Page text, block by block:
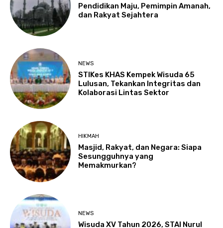
Pendidikan Maju, Pemimpin Amanah,
dan Rakyat Sejahtera
NEWS
STIKes KHAS Kempek Wisuda 65
Lulusan, Tekankan Integritas dan
Kolaborasi Lintas Sektor
HIKMAH
Masjid, Rakyat, dan Negara: Siapa
Sesungguhnya yang
Memakmurkan?
NEWS
Wisuda XV Tahun 2026, STAI Nurul